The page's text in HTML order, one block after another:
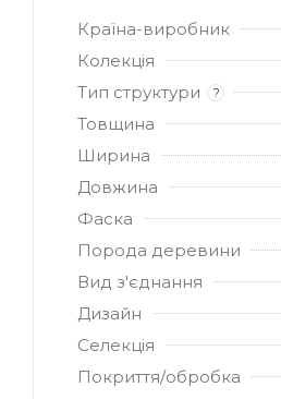
Країна-виробник
Колекція
Тип структури
?
Товщина
Ширина
Довжина
Фаска
Порода деревини
Вид з'єднання
Дизайн
Селекція
Покриття/обробка